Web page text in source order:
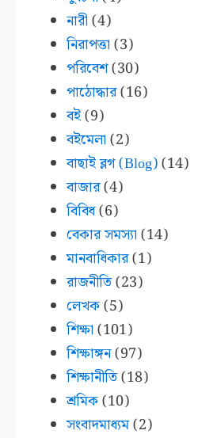
নারী (4)
নিরাপত্তা (3)
পরিবেশ(30)
পাঠোদ্ধার(16)
বই(9)
বইমেলা (2)
বাছাই ব্লগ (Blog)(14)
বাজার(4)
বিবিধ(6)
বেকার সমস্যা (14)
মানবাধিকার(1)
রাজনীতি(23)
লেখক(5)
শিক্ষা (101)
শিক্ষাঙ্গন(97)
শিক্ষানীতি(18)
শ্রমিক(10)
সংবাদমাধ্যম(2)